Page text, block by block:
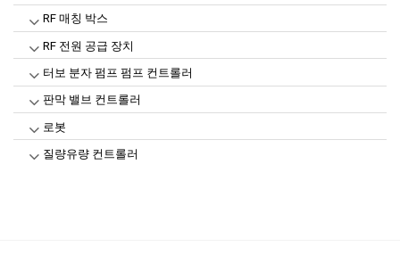
RF 매칭 박스
RF 전원 공급 장치
터보 분자 펌프 펌프 컨트롤러
판막 밸브 컨트롤러
로봇
질량유량 컨트롤러